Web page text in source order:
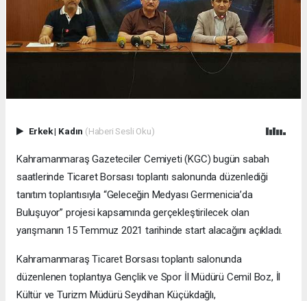
Erkek| Kadın (Haberi Sesli Oku)
Kahramanmaraş Gazeteciler Cemiyeti (KGC) bugün sabah
saatlerinde Ticaret Borsası toplantı salonunda düzenlediği
tanıtım toplantısıyla “Geleceğin Medyası Germenicia’da
Buluşuyor” projesi kapsamında gerçekleştirilecek olan
yarışmanın 15 Temmuz 2021 tarihinde start alacağını açıkladı.
Kahramanmaraş Ticaret Borsası toplantı salonunda
düzenlenen toplantıya Gençlik ve Spor İl Müdürü Cemil Boz, İl
Kültür ve Turizm Müdürü Seydihan Küçükdağlı,